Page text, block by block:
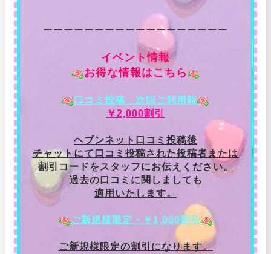
ーーーーーーーーーーーーーーーーーー
イベント情報
お得な情報はこちら
口コミ投稿 次回ご利用時
￥2,000割引
ヘブンネット口コミ投稿後
チャットにて口コミ投稿された投稿者または
割引コードをスタッフにお伝えください。
過去の口コミに関しましても
適用いたします。
ご新規様限定・￥1,000割引
ご新規様限定の割引になります。